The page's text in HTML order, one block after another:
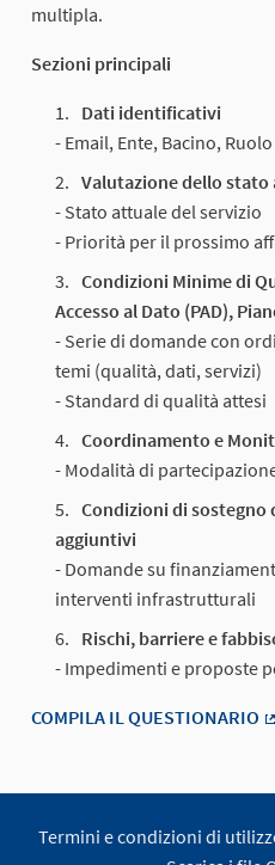
multipla.
Sezioni principali
Dati identificativi
- Email, Ente, Bacino, Ruolo
Valutazione dello stato
- Stato attuale del servizio
- Priorità per il prossimo
Condizioni Minime di
Accesso al Dato (PAD),
- Serie di domande con
temi (qualità, dati, servizi)
- Standard di qualità attesi
Coordinamento e
- Modalità di
Condizioni di sostegno
aggiuntivi
- Domande su
interventi infrastrutturali
Rischi, barriere e
- Impedimenti e proposte
COMPILA IL QUESTIONARIO
Termini e condizioni di